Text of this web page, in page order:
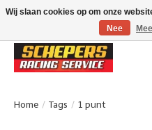
Klanten beoordelen ons met een 4,8/5
Home / Tags / 1 punt
Wij slaan cookies op om onze
Nee